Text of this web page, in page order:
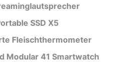
SSD X5
Fleischthermometer
Modular 41 Smartwatch